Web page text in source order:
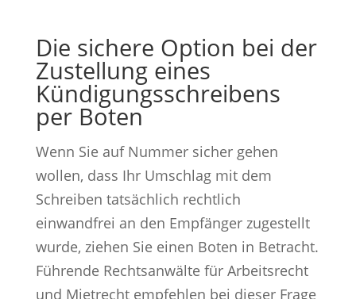
Die sichere Option bei der
Zustellung eines
Kündigungsschreibens
per Boten
Wenn Sie auf Nummer sicher gehen
wollen, dass Ihr Umschlag mit dem
Schreiben tatsächlich rechtlich
einwandfrei an den Empfänger zugestellt
wurde, ziehen Sie einen Boten in Betracht.
Führende Rechtsanwälte für Arbeitsrecht
und Mietrecht empfehlen bei dieser Frage